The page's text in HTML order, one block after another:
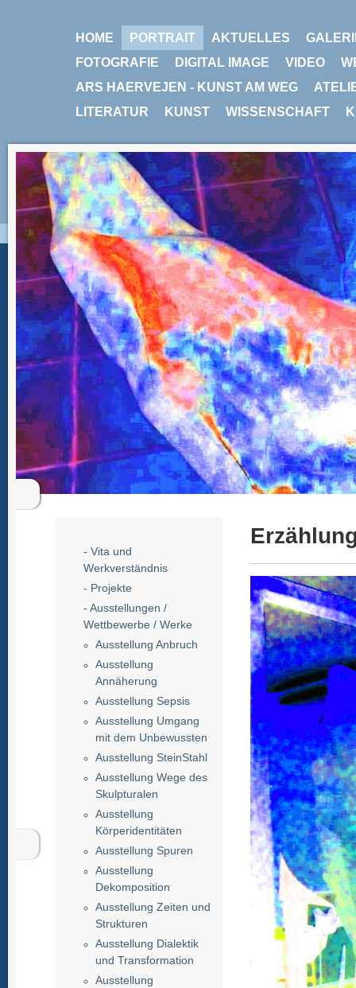
HOME PORTRAIT AKTUELLES
FOTOGRAFIE
DIGITAL IMAGE VIDEO
ARS HAERVEJEN - KUNST AM WEG
LITERATUR
KUNST WISSENSCHAFT
- Vita und
Werkverständnis
- Projekte
- Ausstellungen /
Wettbewerbe / Werke
Ausstellung Anbruch
Ausstellung
Annäherung
Ausstellung Sepsis
Ausstellung Umgang
mit dem Unbewussten
Ausstellung SteinStahl
Ausstellung Wege des
Skulpturalen
Ausstellung
Körperidentitäten
Ausstellung Spuren
Ausstellung
Dekomposition
Ausstellung Zeiten und
Strukturen
Ausstellung Dialektik
und Transformation
Ausstellung